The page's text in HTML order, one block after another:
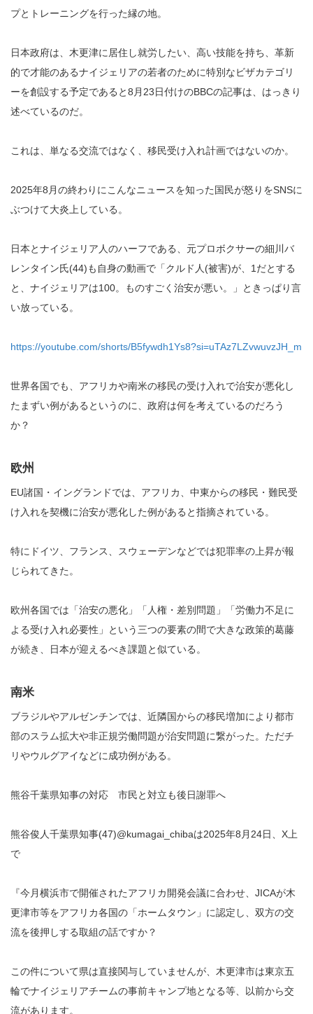
プとトレーニングを行った縁の地。
日本政府は、木更津に居住し就労したい、高い技能を持ち、革新
的で才能のあるナイジェリアの若者のために特別なビザカテゴリ
ーを創設する予定であると8月23日付けのBBCの記事は、はっきり
述べているのだ。
これは、単なる交流ではなく、移民受け入れ計画ではないのか。
2025年8月の終わりにこんなニュースを知った国民が怒りをSNSに
ぶつけて大炎上している。
日本とナイジェリア人のハーフである、元プロボクサーの細川バ
レンタイン氏(44)も自身の動画で「クルド人(被害)が、1だとする
と、ナイジェリアは100。ものすごく治安が悪い。」ときっぱり言
い放っている。
https://youtube.com/shorts/B5fywdh1Ys8?si=uTAz7LZvwuvzJH_m
世界各国でも、アフリカや南米の移民の受け入れで治安が悪化し
たまずい例があるというのに、政府は何を考えているのだろう
か？
欧州
EU諸国・イングランドでは、アフリカ、中東からの移民・難民受
け入れを契機に治安が悪化した例があると指摘されている。
特にドイツ、フランス、スウェーデンなどでは犯罪率の上昇が報
じられてきた。
欧州各国では「治安の悪化」「人権・差別問題」「労働力不足に
よる受け入れ必要性」という三つの要素の間で大きな政策的葛藤
が続き、日本が迎えるべき課題と似ている。
南米
ブラジルやアルゼンチンでは、近隣国からの移民増加により都市
部のスラム拡大や非正規労働問題が治安問題に繋がった。ただチ
リやウルグアイなどに成功例がある。
熊谷千葉県知事の対応 市民と対立も後日謝罪へ
熊谷俊人千葉県知事(47)@kumagai_chibaは2025年8月24日、X上
で
『今月横浜市で開催されたアフリカ開発会議に合わせ、JICAが木
更津市等をアフリカ各国の「ホームタウン」に認定し、双方の交
流を後押しする取組の話ですか？
この件について県は直接関与していませんが、木更津市は東京五
輪でナイジェリアチームの事前キャンプ地となる等、以前から交
流があります。